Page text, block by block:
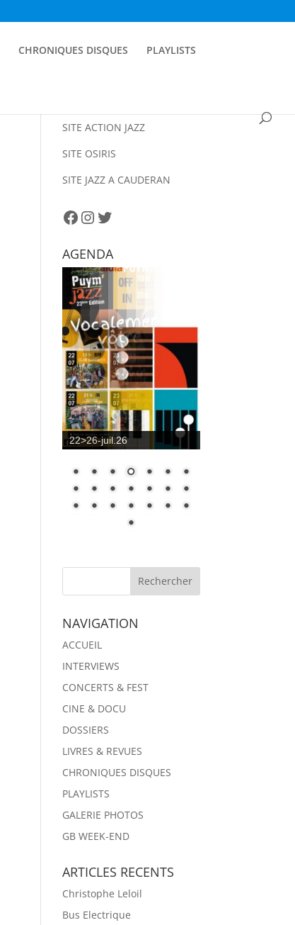
CHRONIQUES DISQUES PLAYLISTS
SITE ACTION JAZZ
SITE OSIRIS
SITE JAZZ A CAUDERAN
Facebook
Instagram
Twitter
AGENDA
22>26-juil.26
NAVIGATION
ACCUEIL
INTERVIEWS
CONCERTS & FEST
CINE & DOCU
DOSSIERS
LIVRES & REVUES
CHRONIQUES DISQUES
PLAYLISTS
GALERIE PHOTOS
GB WEEK-END
ARTICLES RECENTS
Christophe Leloil
Bus Electrique